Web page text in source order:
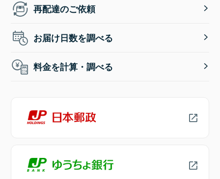
再配達のご依頼
お届け日数を調べる
料金を計算・調べる